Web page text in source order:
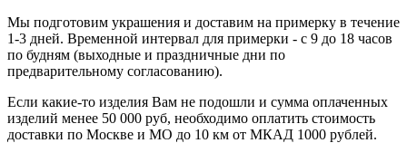
Мы подготовим украшения и доставим на примерку в течение
1-3 дней. Временной интервал для примерки - с 9 до 18 часов
по будням (выходные и праздничные дни по
предварительному согласованию).
Если какие-то изделия Вам не подошли и сумма оплаченных
изделий менее 50 000 руб, необходимо оплатить стоимость
доставки по Москве и МО до 10 км от МКАД 1000 рублей.